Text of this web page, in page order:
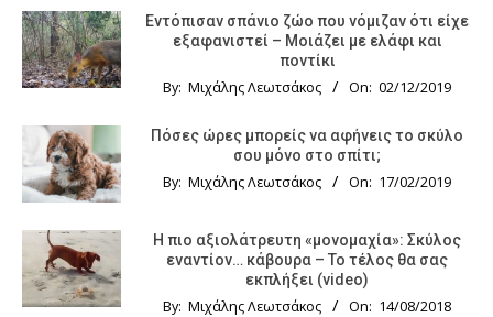
Εντόπισαν σπάνιο ζώο που νόμιζαν ότι είχε
εξαφανιστεί – Μοιάζει με ελάφι και
ποντίκι
By: Μιχάλης Λεωτσάκος On: 02/12/2019
Πόσες ώρες μπορείς να αφήνεις το σκύλο
σου μόνο στο σπίτι;
By: Μιχάλης Λεωτσάκος On: 17/02/2019
Η πιο αξιολάτρευτη «μονομαχία»: Σκύλος
εναντίον… κάβουρα – Το τέλος θα σας
εκπλήξει (video)
By: Μιχάλης Λεωτσάκος On: 14/08/2018